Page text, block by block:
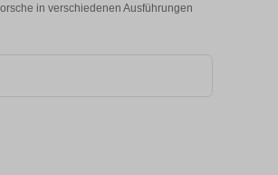
in verschiedenen Ausführungen